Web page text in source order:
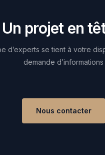
Un projet en
d’experts se tient à votre
demande d’informations
Nous contacter